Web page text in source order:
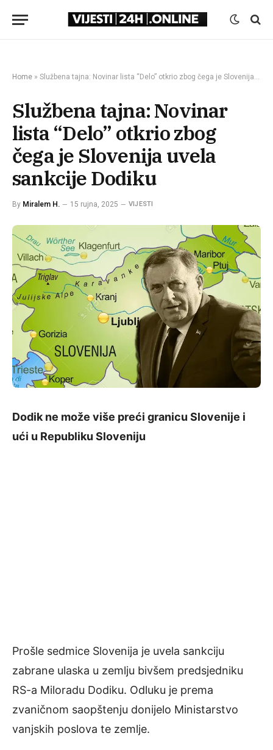
Home » Službena tajna: Novinar lista “Delo” otkrio zbog čega je Slovenija uvela sankcije Dodiku
Službena tajna: Novinar
lista “Delo” otkrio zbog
čega je Slovenija uvela
sankcije Dodiku
By Miralem H. 15 rujna, 2025 VIJESTI
Dodik ne može više preći granicu Slovenije i
ući u Republiku Sloveniju
Prošle sedmice Slovenija je uvela sankciju
zabrane ulaska u zemlju bivšem predsjedniku
RS-a Miloradu Dodiku. Odluku je prema
zvaničnom saopštenju donijelo Ministarstvo
vanjskih poslova te zemlje.